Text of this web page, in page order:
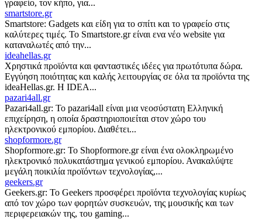
γραφείο, τον κήπο, για...
smartstore.gr
Smartstore: Gadgets και είδη για το σπίτι και το γραφείο στις
καλύτερες τιμές. Το Smartstore.gr είναι ενα νέο website για
καταναλωτές από την...
ideahellas.gr
Χρηστικά προϊόντα και φανταστικές ιδέες για πρωτότυπα δώρα.
Εγγύηση ποιότητας και καλής λειτουργίας σε όλα τα προϊόντα της
ideaHellas.gr. H IDEA...
pazari4all.gr
Pazari4all.gr: Το pazari4all είναι μια νεοσύστατη Ελληνική
επιχείρηση, η οποία δραστηριοποιείται στον χώρο του
ηλεκτρονικού εμπορίου. Διαθέτει...
shopformore.gr
Shopformore.gr: Το Shopformore.gr είναι ένα ολοκληρωμένο
ηλεκτρονικό πολυκατάστημα γενικού εμπορίου. Ανακαλύψτε
μεγάλη ποικιλία προϊόντων τεχνολογίας,...
geekers.gr
Geekers.gr: Το Geekers προσφέρει προϊόντα τεχνολογίας κυρίως
από τον χώρο των φορητών συσκευών, της μουσικής και των
περιφερειακών της, του gaming...